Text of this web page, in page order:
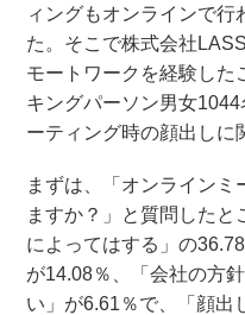
ィングもオンラインで行
た。そこで株式会社
モートワークを経験した
キングパーソン男女
ーティング時の顔出しに
まずは、「オンラインミ
ますか？」と質問したと
によってはする」の
が14.08％、「会社の方
い」が6.61％で、「顔出